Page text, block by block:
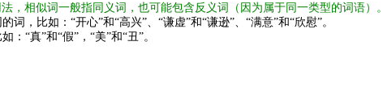
，相似词一般指同义词，也可能包含反义词（因为属于同一类型的词语）。
，比如：“开心”和“高兴”、“谦虚”和“谦逊”、“满意”和“欣慰”。
“真”和“假”，“美”和“丑”。